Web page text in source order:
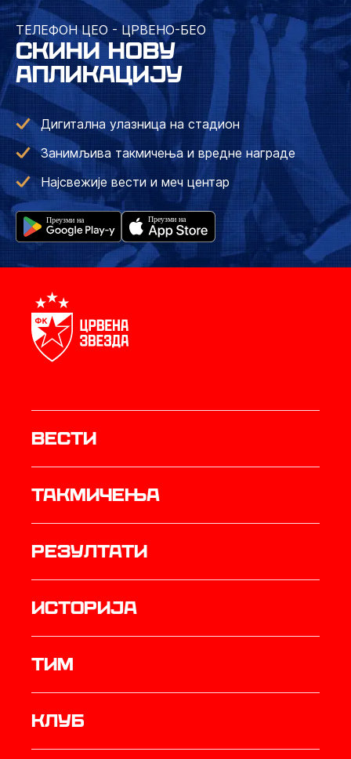
ТЕЛЕФОН ЦЕО - ЦРВЕНО-БЕО
СКИНИ НОВУ
АПЛИКАЦИЈУ
Дигитална улазница на стадион
Занимљива такмичења и вредне награде
Најсвежије вести и меч центар
Вести
Такмичења
резултати
историја
ТИМ
Клуб